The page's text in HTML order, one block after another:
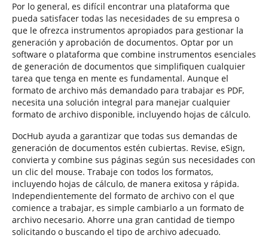
Por lo general, es difícil encontrar una plataforma que
pueda satisfacer todas las necesidades de su empresa o
que le ofrezca instrumentos apropiados para gestionar la
generación y aprobación de documentos. Optar por un
software o plataforma que combine instrumentos esenciales
de generación de documentos que simplifiquen cualquier
tarea que tenga en mente es fundamental. Aunque el
formato de archivo más demandado para trabajar es PDF,
necesita una solución integral para manejar cualquier
formato de archivo disponible, incluyendo hojas de cálculo.
DocHub ayuda a garantizar que todas sus demandas de
generación de documentos estén cubiertas. Revise, eSign,
convierta y combine sus páginas según sus necesidades con
un clic del mouse. Trabaje con todos los formatos,
incluyendo hojas de cálculo, de manera exitosa y rápida.
Independientemente del formato de archivo con el que
comience a trabajar, es simple cambiarlo a un formato de
archivo necesario. Ahorre una gran cantidad de tiempo
solicitando o buscando el tipo de archivo adecuado.